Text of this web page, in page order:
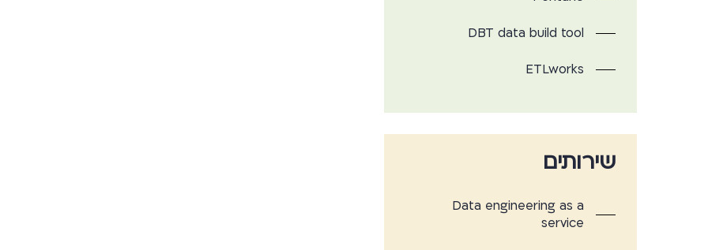
DBT data build tool
ETLworks
שירותים
Data engineering as a
service